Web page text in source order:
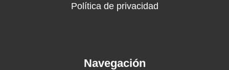
Política de privacidad
Navegación